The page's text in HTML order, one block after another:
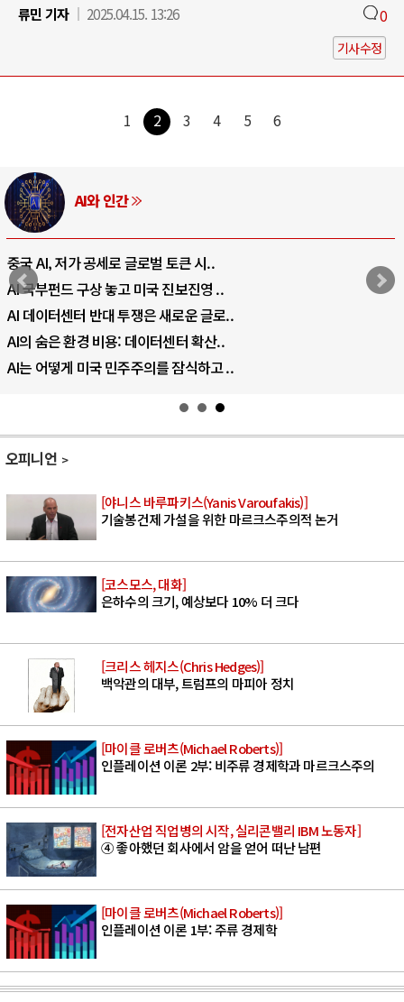
류민 기자
2025.04.15. 13:26 0
기사수정
1 2 3 4 5 6
AI와 인간
중국 AI, 저가 공세로 글로벌 토큰 시..
AI 국부펀드 구상 놓고 미국 진보진영 ..
AI 데이터센터 반대 투쟁은 새로운 글로..
AI의 숨은 환경 비용: 데이터센터 확산..
AI는 어떻게 미국 민주주의를 잠식하고 ..
오피니언
[야니스 바루파키스(Yanis Varoufakis)]
기술봉건제 가설을 위한 마르크스주의적 논거
[코스모스, 대화]
은하수의 크기, 예상보다 10% 더 크다
[크리스 헤지스(Chris Hedges)]
백악관의 대부, 트럼프의 마피아 정치
[마이클 로버츠(Michael Roberts)]
인플레이션 이론 2부: 비주류 경제학과 마르크스주의
[전자산업 직업병의 시작, 실리콘밸리 IBM 노동자]
④ 좋아했던 회사에서 암을 얻어 떠난 남편
[마이클 로버츠(Michael Roberts)]
인플레이션 이론 1부: 주류 경제학